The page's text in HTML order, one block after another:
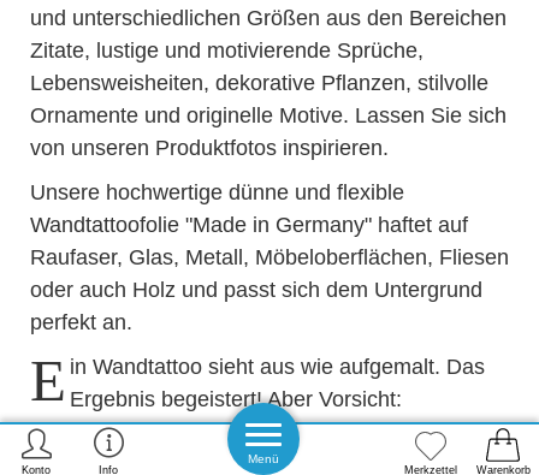
und unterschiedlichen Größen aus den Bereichen
Zitate, lustige und motivierende Sprüche,
Lebensweisheiten, dekorative Pflanzen, stilvolle
Ornamente und originelle Motive. Lassen Sie sich
von unseren Produktfotos inspirieren.
Unsere hochwertige dünne und flexible
Wandtattoofolie "Made in Germany" haftet auf
Raufaser, Glas, Metall, Möbeloberflächen, Fliesen
oder auch Holz und passt sich dem Untergrund
perfekt an.
E in Wandtattoo sieht aus wie aufgemalt. Das
Ergebnis begeistert! Aber Vorsicht:
Wandtattoos machen süchtig. Wer einmal
anfängt, bekommt nicht genug davon.
Warenkorb
Merkzettel
Menü
Konto Info